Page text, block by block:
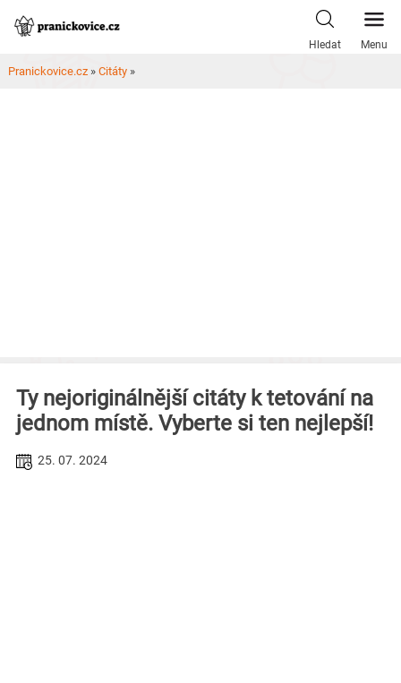
Skip
Hledat Menu
Pranickovice.cz » Citáty »
Ty nejoriginálnější citáty k tetování na
jednom místě. Vyberte si ten nejlepší!
25. 07. 2024